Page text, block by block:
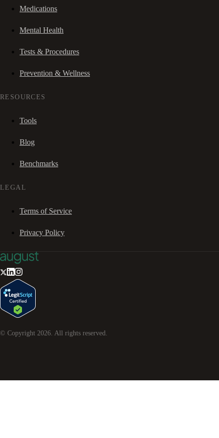
Medications
Mental Health
Tests & Procedures
Prevention & Wellness
RESOURCES
Tools
Blog
Benchmarks
LEGAL
Terms of Service
Privacy Policy
© Copyright 2026 . All rights reserved.